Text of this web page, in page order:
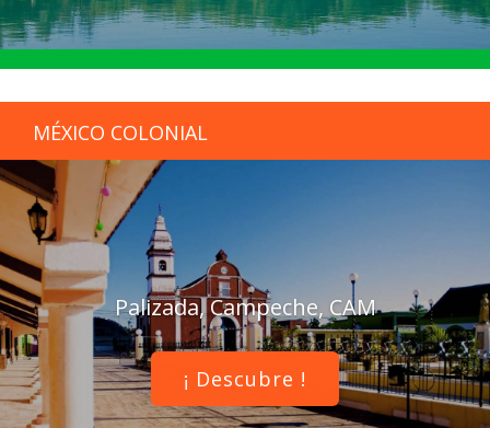
MÉXICO COLONIAL
Palizada, Campeche, CAM
¡ Descubre !